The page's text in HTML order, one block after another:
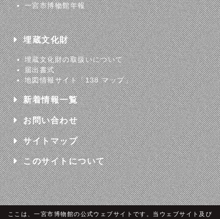
一宮市博物館年報
埋蔵文化財
埋蔵文化財の取扱いについて
届出書式
地図情報サイト「138 マップ」
新着情報一覧
お問い合わせ
サイトマップ
このサイトについて
ここは、一宮市博物館の公式ウェブサイトです。当ウェブサイト及び